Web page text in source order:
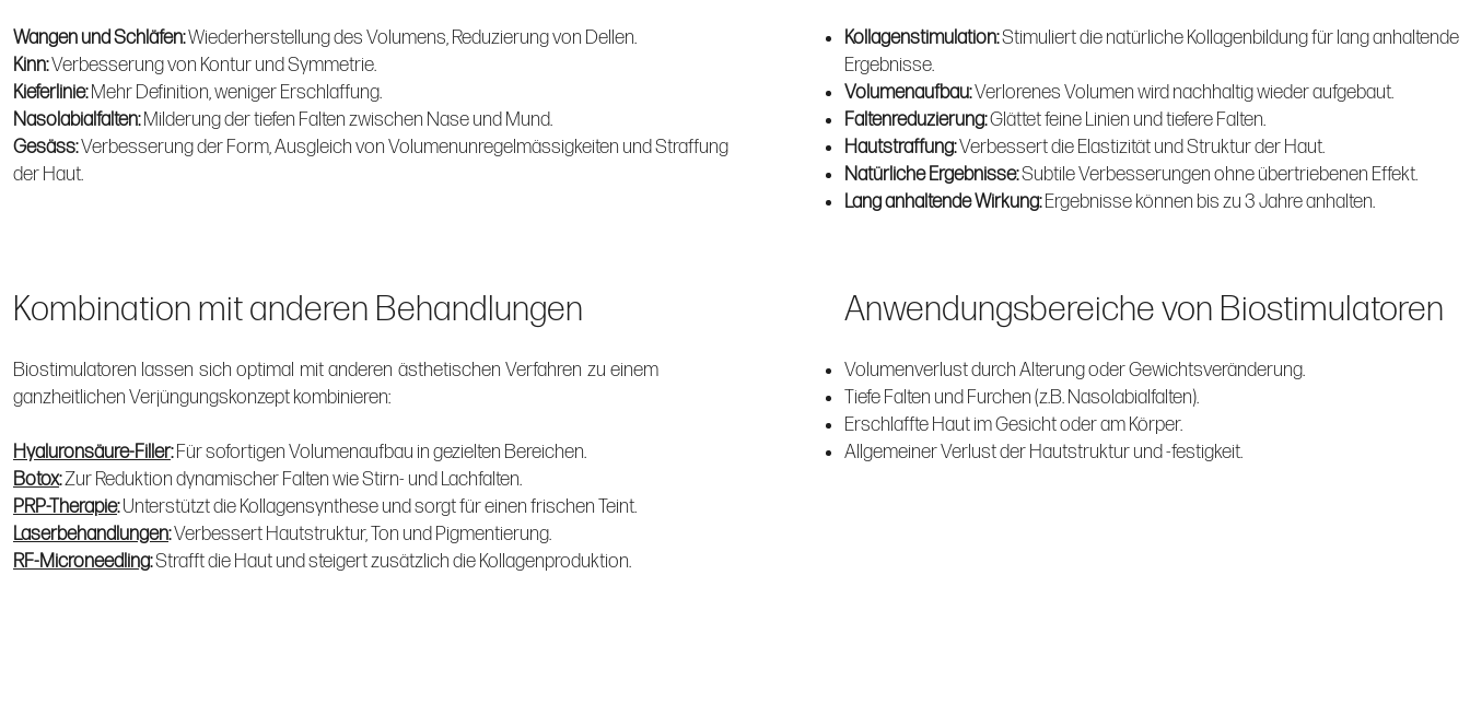
Wangen und Schläfen:Wiederherstellung des Volumens, Reduzierung von Dellen.
Kinn:Verbesserung von Kontur und Symmetrie.
Kieferlinie:Mehr Definition, weniger Erschlaffung.
Nasolabialfalten:Milderung der tiefen Falten zwischen Nase und Mund.
Gesäss:Verbesserung der Form, Ausgleich von Volumenunregelmässigkeiten und Straffung
der Haut.
Kombination mit anderen Behandlungen
Biostimulatoren lassen sich optimal mit anderen ästhetischen Verfahren zu einem
ganzheitlichen Verjüngungskonzept kombinieren:
Hyaluronsäure-Filler:Für sofortigen Volumenaufbau in gezielten Bereichen.
Botox:Zur Reduktion dynamischer Falten wie Stirn- und Lachfalten.
PRP-Therapie:Unterstützt die Kollagensynthese und sorgt für einen frischen Teint.
Laserbehandlungen:Verbessert Hautstruktur, Ton und Pigmentierung.
RF-Microneedling:Strafft die Haut und steigert zusätzlich die Kollagenproduktion.
Kollagenstimulation:Stimuliert die natürliche Kollagenbildung für lang anhaltende
Ergebnisse.
Volumenaufbau:Verlorenes Volumen wird nachhaltig wieder aufgebaut.
Faltenreduzierung:Glättet feine Linien und tiefere Falten.
Hautstraffung:Verbessert die Elastizität und Struktur der Haut.
Natürliche Ergebnisse:Subtile Verbesserungen ohne übertriebenen Effekt.
Lang anhaltende Wirkung:Ergebnisse können bis zu 3 Jahre anhalten.
Anwendungsbereiche von Biostimulatoren
Volumenverlust durch Alterung oder Gewichtsveränderung.
Tiefe Falten und Furchen (z.B. Nasolabialfalten).
Erschlaffte Haut im Gesicht oder am Körper.
Allgemeiner Verlust der Hautstruktur und -festigkeit.